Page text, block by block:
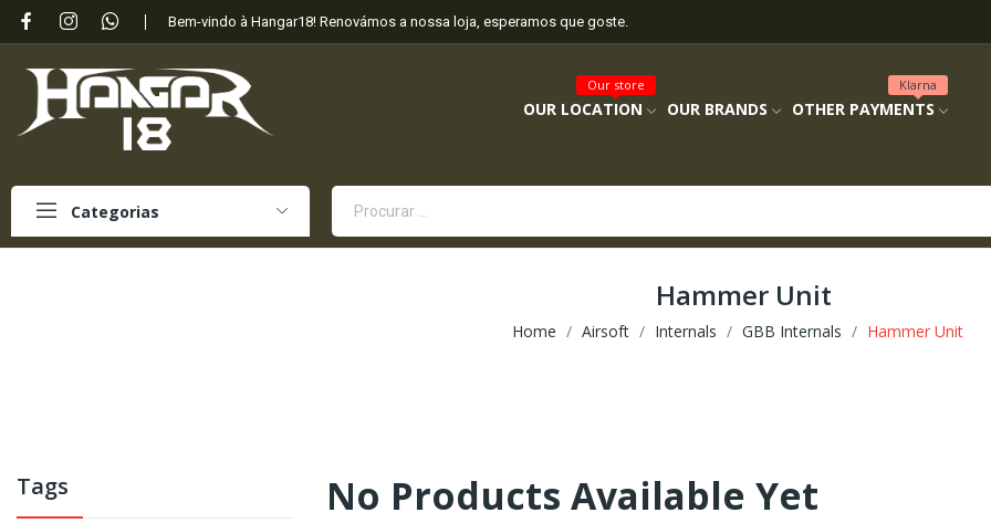
Bem-vindo à Hangar18! Renovámos a nossa loja, esperamos que goste.
OUR LOCATION
Our store
OUR BRANDS OTHER PAYMENTS
Klarna
Categorias
Hammer Unit
Home Airsoft Internals GBB Internals Hammer Unit
Tags No Products Available Yet